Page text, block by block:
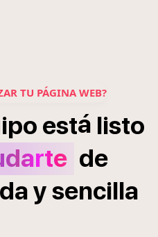
TU PÁGINA WEB?
está listo
de
ysencilla